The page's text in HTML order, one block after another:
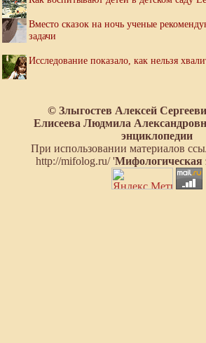
Вместо сказок на ночь ученые
задачи
Исследование показало, как нельзя
© Злыгостев Алексей
Елисеева Людмила
энциклопедии
При использовании материалов
http://mifolog.ru/ 'Мифологическая